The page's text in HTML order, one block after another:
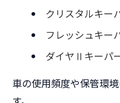
クリスタルキー
フレッシュキー
ダイヤⅡキーパ
車の使用頻度や保管環